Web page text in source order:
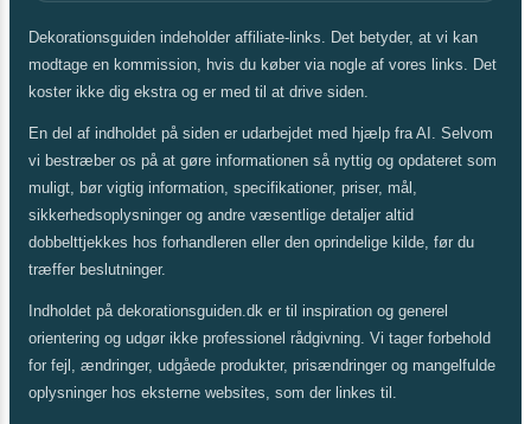
Dekorationsguiden indeholder affiliate-links. Det betyder, at vi kan
modtage en kommission, hvis du køber via nogle af vores links. Det
koster ikke dig ekstra og er med til at drive siden.
En del af indholdet på siden er udarbejdet med hjælp fra AI. Selvom
vi bestræber os på at gøre informationen så nyttig og opdateret som
muligt, bør vigtig information, specifikationer, priser, mål,
sikkerhedsoplysninger og andre væsentlige detaljer altid
dobbelttjekkes hos forhandleren eller den oprindelige kilde, før du
træffer beslutninger.
Indholdet på dekorationsguiden.dk er til inspiration og generel
orientering og udgør ikke professionel rådgivning. Vi tager forbehold
for fejl, ændringer, udgåede produkter, prisændringer og mangelfulde
oplysninger hos eksterne websites, som der linkes til.